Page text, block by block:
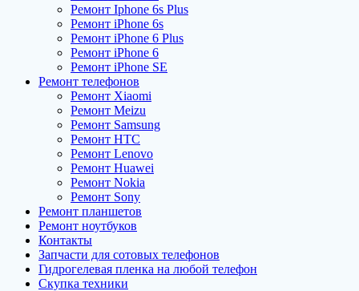
Ремонт Iphone 6s Plus
Ремонт iPhone 6s
Ремонт iPhone 6 Plus
Ремонт iPhone 6
Ремонт iPhone SE
Ремонт телефонов
Ремонт Xiaomi
Ремонт Meizu
Ремонт Samsung
Ремонт HTC
Ремонт Lenovo
Ремонт Huawei
Ремонт Nokia
Ремонт Sony
Ремонт планшетов
Ремонт ноутбуков
Контакты
Запчасти для сотовых телефонов
Гидрогелевая пленка на любой телефон
Скупка техники